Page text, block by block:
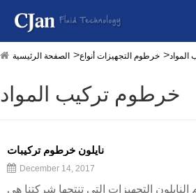
الصفحة الرئيسية خرطوم التجهيزات أنواع
خرطوم تركيب المواد
نايلون خرطوم تركيبات
December 14, 2017
التجهيزات التي تنتجها شركتنا هي